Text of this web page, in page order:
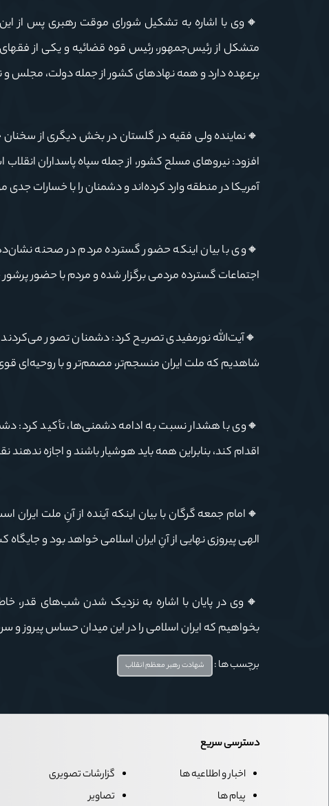
🔸وی با اشاره به تشکیل شورای موقت رهبری پس از
متشکل از رئیس‌جمهور، رئیس قوه قضائیه و یکی از
برعهده دارد و همه نهادهای کشور از جمله دولت، مجلس
🔸نماینده ولی فقیه در گلستان در بخش دیگری از
افزود: نیروهای مسلح کشور، از جمله سپاه پاسداران
آمریکا در منطقه وارد کرده‌اند و دشمنان را با خسارات جدی
🔸وی با بیان اینکه حضور گسترده مردم در صحنه
اجتماعات گسترده مردمی برگزار شده و مردم با حضور
🔸آیت‌الله نورمفیدی تصریح کرد: دشمنان تصور
شاهدیم که ملت ایران منسجم‌تر، مصمم‌تر و با روحیه‌ای
🔸وی با هشدار نسبت به ادامه دشمنی‌ها، تأکید
اقدام کند، بنابراین همه باید هوشیار باشند و اجازه
🔸امام جمعهگرگانبابیان اینکه آینده از آنِ ملت
الهی پیروزی نهایی از آنِ ایران اسلامی خواهد بود و
🔸وی در پایان با اشاره به نزدیک شدن شب‌های قدر،
بخواهیم که ایران اسلامی را در این میدان حساس پیروز و
برچسب ها : شهادت رهبر معظم انقلاب
دسترسی سریع
اخبار و اطلاعیه ها
پیام ها
گزارشات تصویری
تصاویر